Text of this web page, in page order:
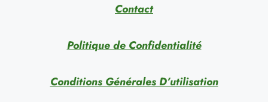
Contact
Politique de Confidentialité
Conditions Générales D’utilisation